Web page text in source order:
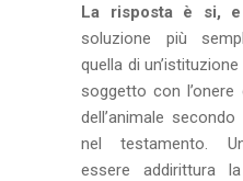
La risposta è si,
soluzione più
quella di
soggetto con
dell’animale
nel testamento.
essere addirittura